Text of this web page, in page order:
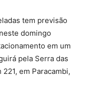
tem previsão
domingo
em um
pela Serra das
em Paracambi,